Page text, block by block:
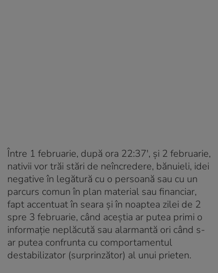
Între 1 februarie, după ora 22:37′, și 2 februarie,
nativii vor trăi stări de neîncredere, bănuieli, idei
negative în legătură cu o persoană sau cu un
parcurs comun în plan material sau financiar,
fapt accentuat în seara și în noaptea zilei de 2
spre 3 februarie, când aceștia ar putea primi o
informație neplăcută sau alarmantă ori când s-
ar putea confrunta cu comportamentul
destabilizator (surprinzător) al unui prieten.